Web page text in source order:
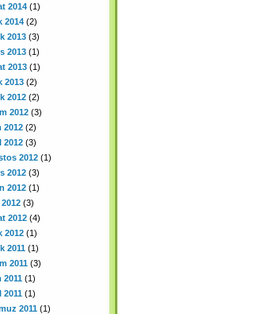
2014 (1)
2014 (2)
2013 (3)
2013 (1)
2013 (1)
2013 (2)
2012 (2)
2012 (3)
2012 (2)
2012 (3)
2012 (1)
2012 (3)
2012 (1)
(3)
2012 (4)
2012 (1)
2011 (1)
2011 (3)
2011 (1)
2011 (1)
2011 (1)